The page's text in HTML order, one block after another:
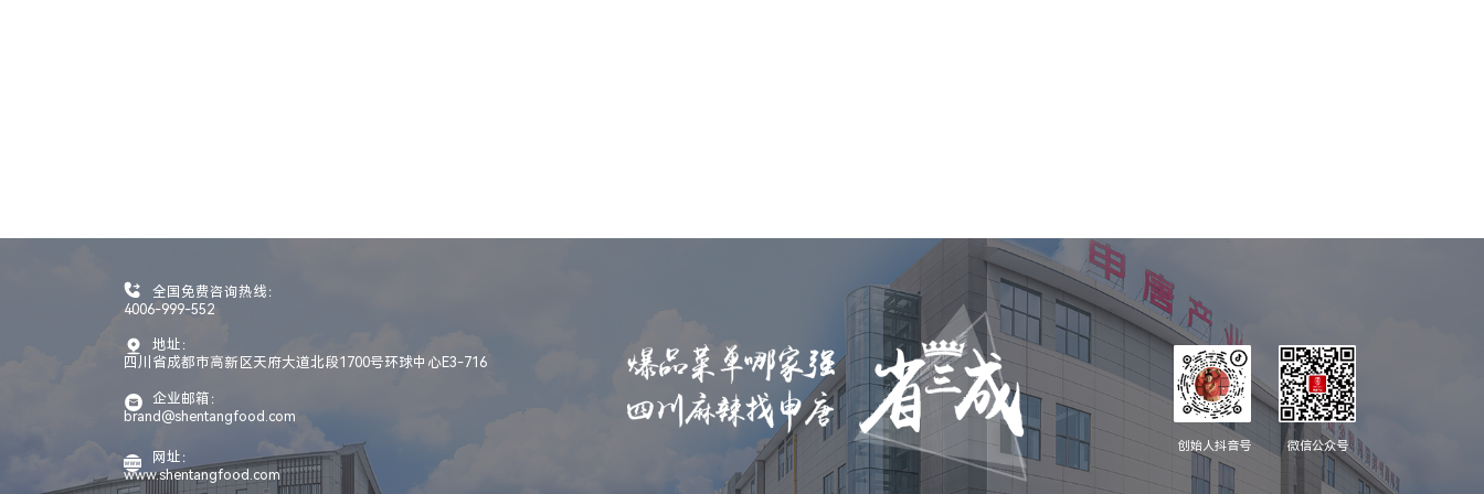
全国免费咨询热线：
4006-999-552
地址：
四川省成都市高新区天府大道北段1700号环球中心E3-716
企业邮箱：
brand@shentangfood.com
网址：
www.shentangfood.com
微信公众号
创始人抖音号